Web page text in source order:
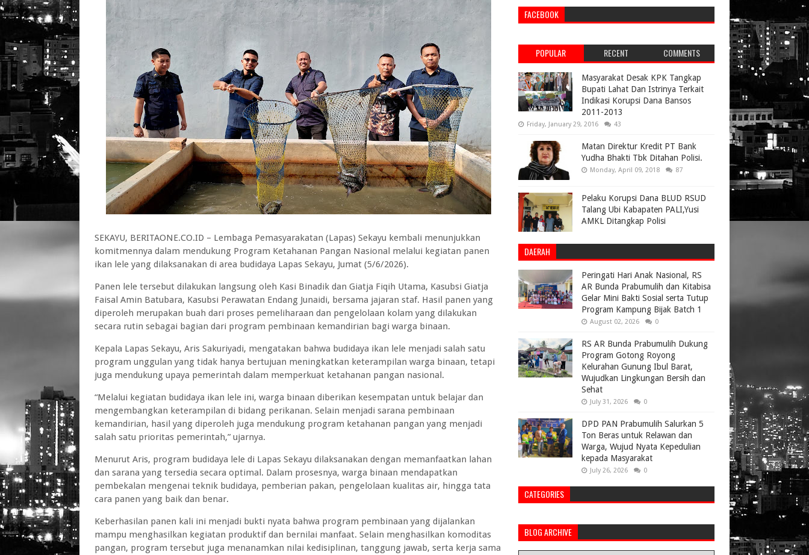
SEKAYU, BERITAONE.CO.ID – Lembaga Pemasyarakatan (Lapas) Sekayu kembali menunjukkan
komitmennya dalam mendukung Program Ketahanan Pangan Nasional melalui kegiatan panen
ikan lele yang dilaksanakan di area budidaya Lapas Sekayu, Jumat (5/6/2026).
Panen lele tersebut dilakukan langsung oleh Kasi Binadik dan Giatja Fiqih Utama, Kasubsi Giatja
Faisal Amin Batubara, Kasubsi Perawatan Endang Junaidi, bersama jajaran staf. Hasil panen yang
diperoleh merupakan buah dari proses pemeliharaan dan pengelolaan kolam yang dilakukan
secara rutin sebagai bagian dari program pembinaan kemandirian bagi warga binaan.
Kepala Lapas Sekayu, Aris Sakuriyadi, mengatakan bahwa budidaya ikan lele menjadi salah satu
program unggulan yang tidak hanya bertujuan meningkatkan keterampilan warga binaan, tetapi
juga mendukung upaya pemerintah dalam memperkuat ketahanan pangan nasional.
“Melalui kegiatan budidaya ikan lele ini, warga binaan diberikan kesempatan untuk belajar dan
mengembangkan keterampilan di bidang perikanan. Selain menjadi sarana pembinaan
kemandirian, hasil yang diperoleh juga mendukung program ketahanan pangan yang menjadi
salah satu prioritas pemerintah,” ujarnya.
Menurut Aris, program budidaya lele di Lapas Sekayu dilaksanakan dengan memanfaatkan lahan
dan sarana yang tersedia secara optimal. Dalam prosesnya, warga binaan mendapatkan
pembekalan mengenai teknik budidaya, pemberian pakan, pengelolaan kualitas air, hingga tata
cara panen yang baik dan benar.
Keberhasilan panen kali ini menjadi bukti nyata bahwa program pembinaan yang dijalankan
mampu menghasilkan kegiatan produktif dan bernilai manfaat. Selain menghasilkan komoditas
pangan, program tersebut juga menanamkan nilai kedisiplinan, tanggung jawab, serta kerja sama
FACEBOOK
POPULAR RECENT COMMENTS
Masyarakat Desak KPK Tangkap
Bupati Lahat Dan Istrinya Terkait
Indikasi Korupsi Dana Bansos
2011-2013
Friday, January 29, 2016 43
Matan Direktur Kredit PT Bank
Yudha Bhakti Tbk Ditahan Polisi.
Monday, April 09, 2018 87
Pelaku Korupsi Dana BLUD RSUD
Talang Ubi Kabapaten PALI,Yusi
AMKL Ditangkap Polisi
DAERAH
Peringati Hari Anak Nasional, RS
AR Bunda Prabumulih dan Kitabisa
Gelar Mini Bakti Sosial serta Tutup
Program Kampung Bijak Batch 1
August 02, 2026 0
RS AR Bunda Prabumulih Dukung
Program Gotong Royong
Kelurahan Gunung Ibul Barat,
Wujudkan Lingkungan Bersih dan
Sehat
July 31, 2026 0
DPD PAN Prabumulih Salurkan 5
Ton Beras untuk Relawan dan
Warga, Wujud Nyata Kepedulian
kepada Masyarakat
July 26, 2026 0
CATEGORIES
BLOG ARCHIVE